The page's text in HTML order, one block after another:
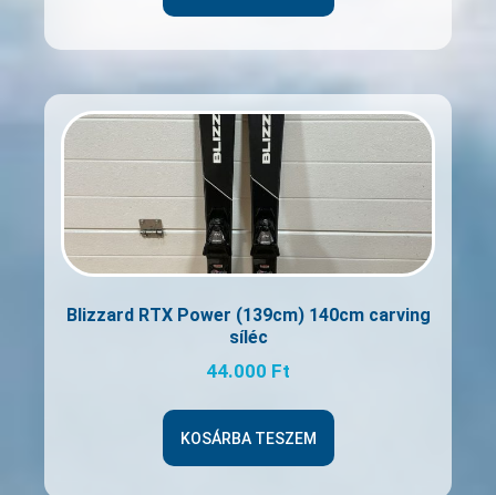
Blizzard RTX Power (139cm) 140cm carving
síléc
44.000 Ft
KOSÁRBA TESZEM